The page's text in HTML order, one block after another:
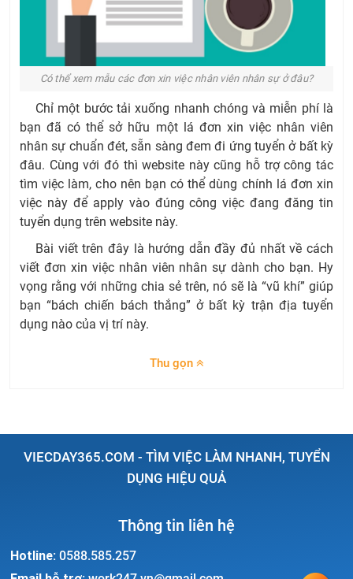
Có thể xem mẫu các đơn xin việc nhân viên nhân sự ở đâu?
Chỉ một bước tải xuống nhanh chóng và miễn phí là
bạn đã có thể sở hữu một lá đơn xin việc nhân viên
nhân sự chuẩn đét, sẵn sàng đem đi ứng tuyển ở bất kỳ
đâu. Cùng với đó thì website này cũng hỗ trợ công tác
tìm việc làm, cho nên bạn có thể dùng chính lá đơn xin
việc này để apply vào đúng công việc đang đăng tin
tuyển dụng trên website này.
Bài viết trên đây là hướng dẫn đầy đủ nhất về cách
viết đơn xin việc nhân viên nhân sự dành cho bạn. Hy
vọng rằng với những chia sẻ trên, nó sẽ là “vũ khí” giúp
bạn “bách chiến bách thắng” ở bất kỳ trận địa tuyển
dụng nào của vị trí này.
Thu gọn
VIECDAY365.COM - TÌM VIỆC LÀM NHANH, TUYỂN
DỤNG HIỆU QUẢ
Thông tin liên hệ
Hotline: 0588.585.257